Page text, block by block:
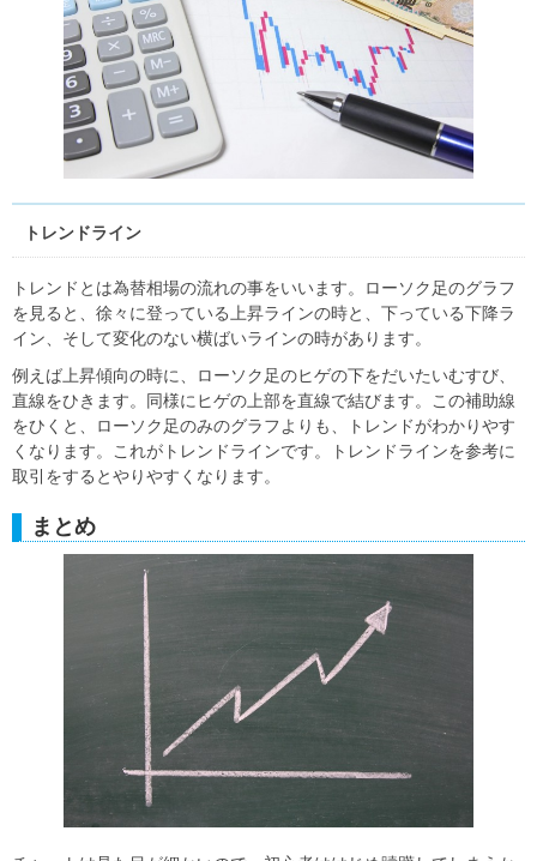
トレンドライン
トレンドとは為替相場の流れの事をいいます。ローソク足のグラフ
を見ると、徐々に登っている上昇ラインの時と、下っている下降ラ
イン、そして変化のない横ばいラインの時があります。
例えば上昇傾向の時に、ローソク足のヒゲの下をだいたいむすび、
直線をひきます。同様にヒゲの上部を直線で結びます。この補助線
をひくと、ローソク足のみのグラフよりも、トレンドがわかりやす
くなります。これがトレンドラインです。トレンドラインを参考に
取引をするとやりやすくなります。
まとめ